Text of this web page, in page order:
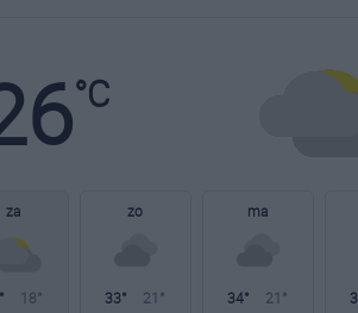
°C
za
18°
zo
33° 21°
ma
34° 21°